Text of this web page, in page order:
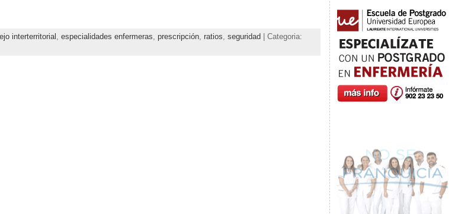
interterritorial especialidades enfermeras prescripción, ratios seguridad| Categoria: